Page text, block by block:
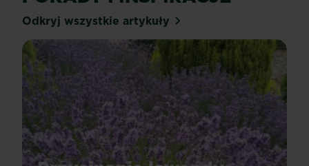
Odkryj wszystkie artykuły